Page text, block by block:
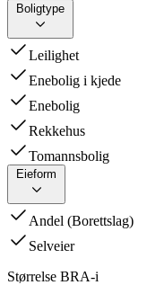
Boligtype
Leilighet
Enebolig i kjede
Enebolig
Rekkehus
Tomannsbolig
Eieform
Andel (Borettslag)
Selveier
Størrelse BRA-i